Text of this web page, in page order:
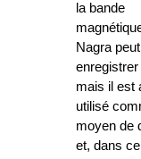
la bande
Nagra
mais il est
utilisé
moyen de
et, dans